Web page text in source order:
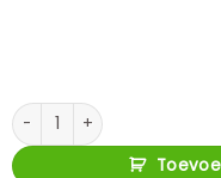
Dressoir Ironville gold aantal